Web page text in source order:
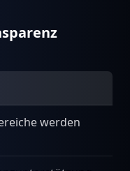
werden